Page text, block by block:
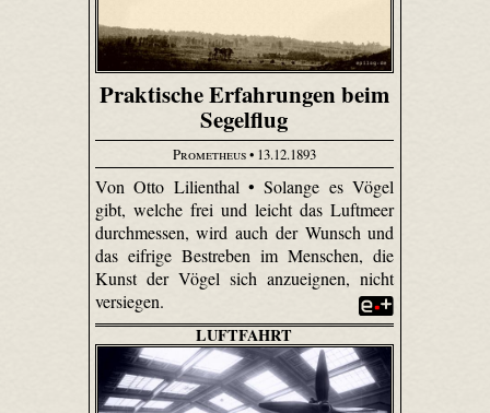
Praktische Erfahrungen beim
Segelflug
Prometheus• 13.12.1893
Von Otto Lilienthal • Solange es Vögel
gibt, welche frei und leicht das Luftmeer
durchmessen, wird auch der Wunsch und
das eifrige Bestreben im Menschen, die
Kunst der Vögel sich anzueignen, nicht
versiegen.
LUFTFAHRT